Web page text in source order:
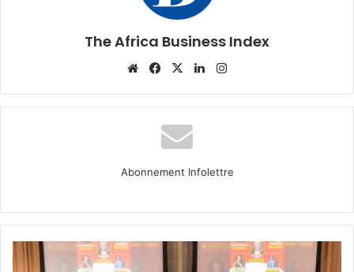
The Africa Business Index
WebsiteFacebook
X Linkedin
Abonnement Infolettre
Forum
International